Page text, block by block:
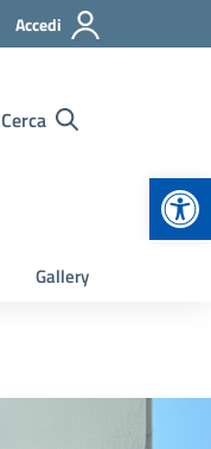
Accedi
Cerca
Gallery